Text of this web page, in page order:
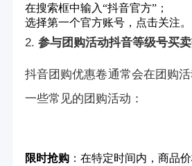
在搜索框中输入“抖音官方”；
选择第一个官方账号，点击关注。
2. 参与团购活动抖音等级号买
抖音团购优惠卷通常会在团购
一些常见的团购活动：
限时抢购：在特定时间内，商品